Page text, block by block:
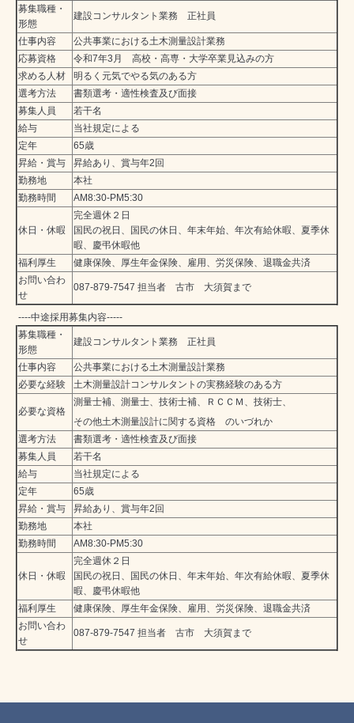
募集職種・
形態
建設コンサルタント業務 正社員
仕事内容
公共事業における土木測量設計業務
応募資格
令和7年3月 高校・高専・大学卒業見込みの方
求める人材
明るく元気でやる気のある方
選考方法
書類選考・適性検査及び面接
募集人員
若干名
給与
当社規定による
定年
65歳
昇給・賞与
昇給あり、賞与年2回
勤務地
本社
勤務時間
AM8:30-PM5:30
休日・休暇
完全週休２日
国民の祝日、国民の休日、年末年始、年次有給休暇、夏季休
暇、慶弔休暇他
福利厚生
健康保険、厚生年金保険、雇用、労災保険、退職金共済
お問い合わ
せ
087-879-7547 担当者 古市 大須賀まで
----中途採用募集内容-----
募集職種・
形態
建設コンサルタント業務 正社員
仕事内容
公共事業における土木測量設計業務
必要な経験
土木測量設計コンサルタントの実務経験のある方
必要な資格
測量士補、測量士、技術士補、ＲＣＣＭ、技術士、
その他土木測量設計に関する資格 のいづれか
選考方法
書類選考・適性検査及び面接
募集人員
若干名
給与
当社規定による
定年
65歳
昇給・賞与
昇給あり、賞与年2回
勤務地
本社
勤務時間
AM8:30-PM5:30
休日・休暇
完全週休２日
国民の祝日、国民の休日、年末年始、年次有給休暇、夏季休
暇、慶弔休暇他
福利厚生
健康保険、厚生年金保険、雇用、労災保険、退職金共済
お問い合わ
せ
087-879-7547 担当者 古市 大須賀まで